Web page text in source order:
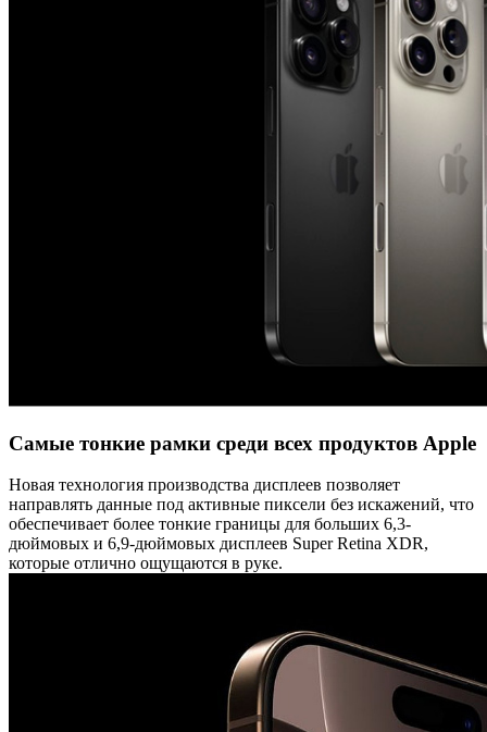
Самые тонкие рамки среди всех продуктов Apple
Новая технология производства дисплеев позволяет
направлять данные под активные пиксели без искажений, что
обеспечивает более тонкие границы для больших 6,3-
дюймовых и 6,9-дюймовых дисплеев Super Retina XDR,
которые отлично ощущаются в руке.